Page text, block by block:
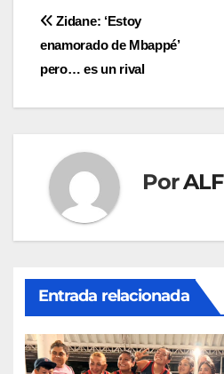
Navegación
de
entradas
Zidane: ‘Estoy
enamorado de Mbappé’
pero… es un rival
PorALF
Entrada relacionada